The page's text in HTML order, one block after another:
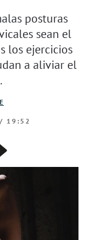
posturas
sean el
los ejercicios
a aliviar el
/ 19:52